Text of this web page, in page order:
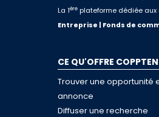
La 1èreplateforme dédiée aux
Entreprise | Fonds de
CE QU'OFFRE COPPTEN
Trouver une opportunité
annonce
Diffuser une recherche